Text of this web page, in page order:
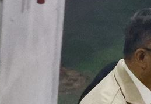
生刺眼恐失明！教育局：依法
肥大叔驟逝 2天前才暴瘦直播
攪拖出條狀冷水帶！鄭明典揭
忍了！開轟曹雨婷不配當理事